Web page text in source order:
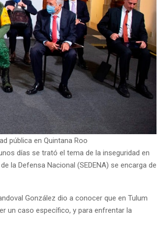
pública en Quintana Roo
días se trató el tema de la inseguridad en
la Defensa Nacional (SEDENA) se encarga de
González dio a conocer que en Tulum
un caso específico, y para enfrentar la